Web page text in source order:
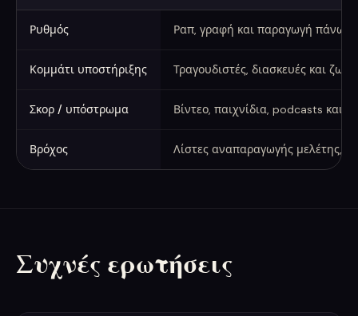
Ρυθμός Ραπ, γραφή και παραγωγή πάνω
Κομμάτι υποστήριξης Τραγουδιστές, διασκευές και
Σκορ / υπόστρωμα Βίντεο, παιχνίδια, podcasts και
Βρόχος Λίστες αναπαραγωγής μελέτης,
Συχνές ερωτήσεις